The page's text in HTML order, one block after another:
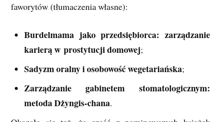
faworytów (tłumaczenia własne):
Burdelmama jako przedsiębiorca: zarządzanie
karierą w prostytucji domowej;
Sadyzm oralny i osobowość wegetariańska;
Zarządzanie gabinetem stomatologicznym:
metoda Dżyngis-chana.